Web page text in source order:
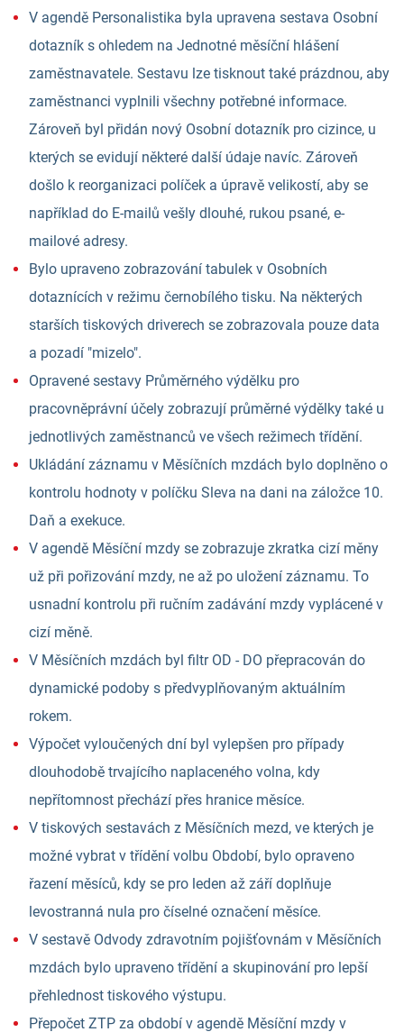
V agendě Personalistika byla upravena sestava Osobní
dotazník s ohledem na Jednotné měsíční hlášení
zaměstnavatele. Sestavu lze tisknout také prázdnou, aby
zaměstnanci vyplnili všechny potřebné informace.
Zároveň byl přidán nový Osobní dotazník pro cizince, u
kterých se evidují některé další údaje navíc. Zároveň
došlo k reorganizaci políček a úpravě velikostí, aby se
například do E-mailů vešly dlouhé, rukou psané, e-
mailové adresy.
Bylo upraveno zobrazování tabulek v Osobních
dotaznících v režimu černobílého tisku. Na některých
starších tiskových driverech se zobrazovala pouze data
a pozadí "mizelo".
Opravené sestavy Průměrného výdělku pro
pracovněprávní účely zobrazují průměrné výdělky také u
jednotlivých zaměstnanců ve všech režimech třídění.
Ukládání záznamu v Měsíčních mzdách bylo doplněno o
kontrolu hodnoty v políčku Sleva na dani na záložce 10.
Daň a exekuce.
V agendě Měsíční mzdy se zobrazuje zkratka cizí měny
už při pořizování mzdy, ne až po uložení záznamu. To
usnadní kontrolu při ručním zadávání mzdy vyplácené v
cizí měně.
V Měsíčních mzdách byl filtr OD - DO přepracován do
dynamické podoby s předvyplňovaným aktuálním
rokem.
Výpočet vyloučených dní byl vylepšen pro případy
dlouhodobě trvajícího naplaceného volna, kdy
nepřítomnost přechází přes hranice měsíce.
V tiskových sestavách z Měsíčních mezd, ve kterých je
možné vybrat v třídění volbu Období, bylo opraveno
řazení měsíců, kdy se pro leden až září doplňuje
levostranná nula pro číselné označení měsíce.
V sestavě Odvody zdravotním pojišťovnám v Měsíčních
mzdách bylo upraveno třídění a skupinování pro lepší
přehlednost tiskového výstupu.
Přepočet ZTP za období v agendě Měsíční mzdy v